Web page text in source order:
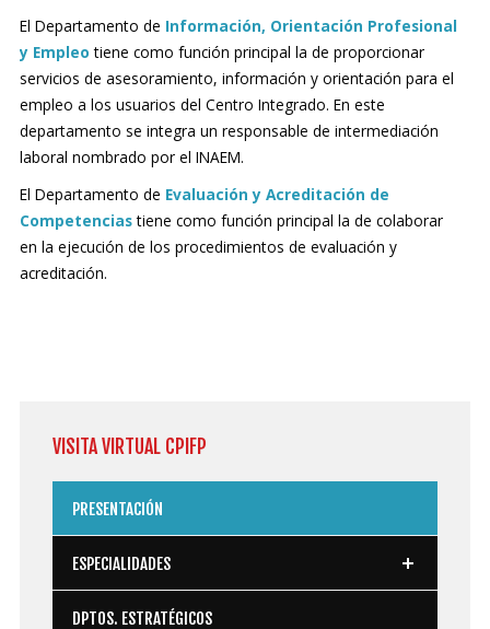
El Departamento de Información, Orientación Profesional
y Empleo tiene como función principal la de proporcionar
servicios de asesoramiento, información y orientación para el
empleo a los usuarios del Centro Integrado. En este
departamento se integra un responsa­ble de intermediación
laboral nombrado por el INAEM.
El Departamento de Evaluación y Acreditación de
Competenciastiene como función principal la de colaborar
en la ejecución de los procedimientos de evaluación y
acreditación.
VISITAVIRTUAL CPIFP
PRESENTACIÓN
ESPECIALIDADES
Fabricación mecánica
DPTOS. ESTRATÉGICOS